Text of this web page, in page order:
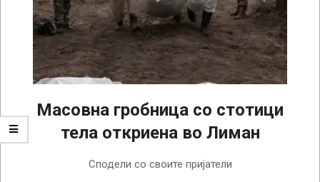
Масовна гробница со стотици
тела откриена во Лиман
Сподели со своите пријатели